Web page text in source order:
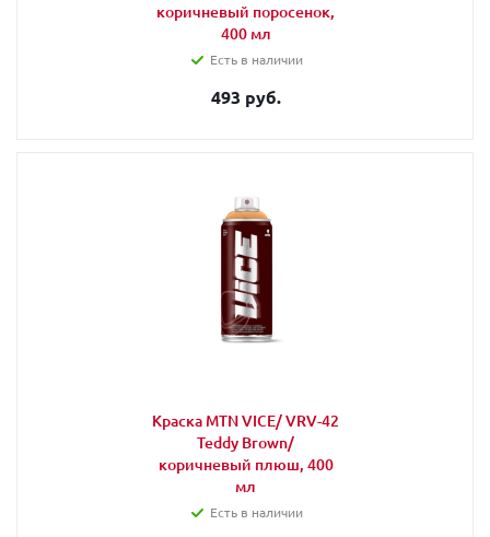
коричневый поросенок,
400 мл
Есть в наличии
493 руб.
Краска MTN VICE/ VRV-42
Teddy Brown/
коричневый плюш, 400
мл
Есть в наличии